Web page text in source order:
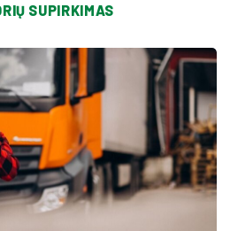
SUPIRKIMAS